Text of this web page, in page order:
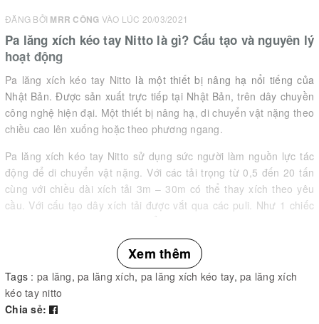
ĐĂNG BỞI MRR CÔNG VÀO LÚC 20/03/2021
Pa lăng xích kéo tay Nitto là gì? Cấu tạo và nguyên lý
hoạt động
Pa lăng xích kéo tay Nitto là một thiết bị nâng hạ nổi tiếng của
Nhật Bản. Được sản xuất trực tiếp tại Nhật Bản, trên dây chuyền
công nghệ hiện đại. Một thiết bị nâng hạ, di chuyển vật nặng theo
chiều cao lên xuống hoặc theo phương ngang.
Pa lăng xích kéo tay Nitto sử dụng sức người làm nguồn lực tác
động để di chuyển vật nặng. Với các tải trọng từ 0,5 đến 20 tấn
cùng với chiều dài xích tải 3m – 30m có thể thay xích theo yêu
cầu. Với cấu tạo dây xích tải được vắt qua các puli. Như 1 chiếc
dòng dọc giúp cho việc di chuyển nâng hạ các vật nặng thật đơn
giản, nhẹ nhàng mà lại rất hiệu quả. Sử dụng palăng kéo tay Nitto
được đánh giá là ít tốn công sức, lại hiệu quả năng suất cho công
việc.
Palăng xích kéo tay thương hiệu Nitto hiện được sử dụng phổ
biến nhiều trong các lĩnh vực như: Trong sản xuất thi công trong
Xem thêm
Tags : pa lăng, pa lăng xích, pa lăng xích kéo tay, pa lăng xích
kéo tay nitto
Chia sẻ: